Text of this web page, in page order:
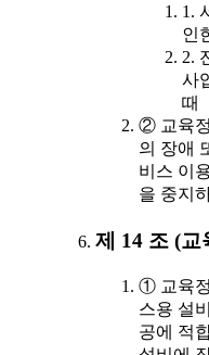
1.
인
2.
사
때
② 교육정
의 장애
비스 이
을 중지
제 14 조 (교
① 교육정
스용 설
공에 적